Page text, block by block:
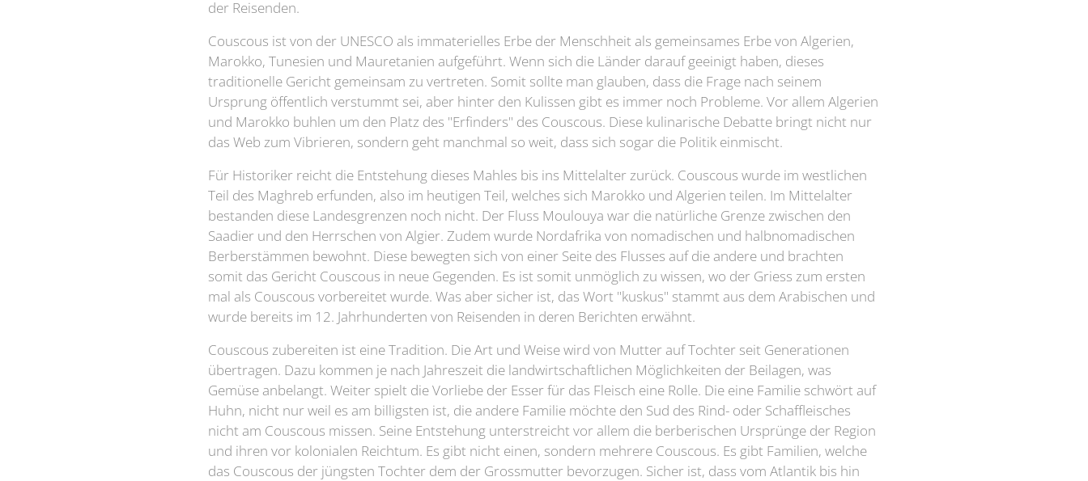
der Reisenden.
Couscous ist von der UNESCO als immaterielles Erbe der Menschheit als gemeinsames Erbe von Algerien,
Marokko, Tunesien und Mauretanien aufgeführt. Wenn sich die Länder darauf geeinigt haben, dieses
traditionelle Gericht gemeinsam zu vertreten. Somit sollte man glauben, dass die Frage nach seinem
Ursprung öffentlich verstummt sei, aber hinter den Kulissen gibt es immer noch Probleme. Vor allem Algerien
und Marokko buhlen um den Platz des "Erfinders" des Couscous. Diese kulinarische Debatte bringt nicht nur
das Web zum Vibrieren, sondern geht manchmal so weit, dass sich sogar die Politik einmischt.
Für Historiker reicht die Entstehung dieses Mahles bis ins Mittelalter zurück. Couscous wurde im westlichen
Teil des Maghreb erfunden, also im heutigen Teil, welches sich Marokko und Algerien teilen. Im Mittelalter
bestanden diese Landesgrenzen noch nicht. Der Fluss Moulouya war die natürliche Grenze zwischen den
Saadier und den Herrschen von Algier. Zudem wurde Nordafrika von nomadischen und halbnomadischen
Berberstämmen bewohnt. Diese bewegten sich von einer Seite des Flusses auf die andere und brachten
somit das Gericht Couscous in neue Gegenden. Es ist somit unmöglich zu wissen, wo der Griess zum ersten
mal als Couscous vorbereitet wurde. Was aber sicher ist, das Wort "kuskus" stammt aus dem Arabischen und
wurde bereits im 12. Jahrhunderten von Reisenden in deren Berichten erwähnt.
Couscous zubereiten ist eine Tradition. Die Art und Weise wird von Mutter auf Tochter seit Generationen
übertragen. Dazu kommen je nach Jahreszeit die landwirtschaftlichen Möglichkeiten der Beilagen, was
Gemüse anbelangt. Weiter spielt die Vorliebe der Esser für das Fleisch eine Rolle. Die eine Familie schwört auf
Huhn, nicht nur weil es am billigsten ist, die andere Familie möchte den Sud des Rind- oder Schaffleisches
nicht am Couscous missen. Seine Entstehung unterstreicht vor allem die berberischen Ursprünge der Region
und ihren vor kolonialen Reichtum. Es gibt nicht einen, sondern mehrere Couscous. Es gibt Familien, welche
das Couscous der jüngsten Tochter dem der Grossmutter bevorzugen. Sicher ist, dass vom Atlantik bis hin